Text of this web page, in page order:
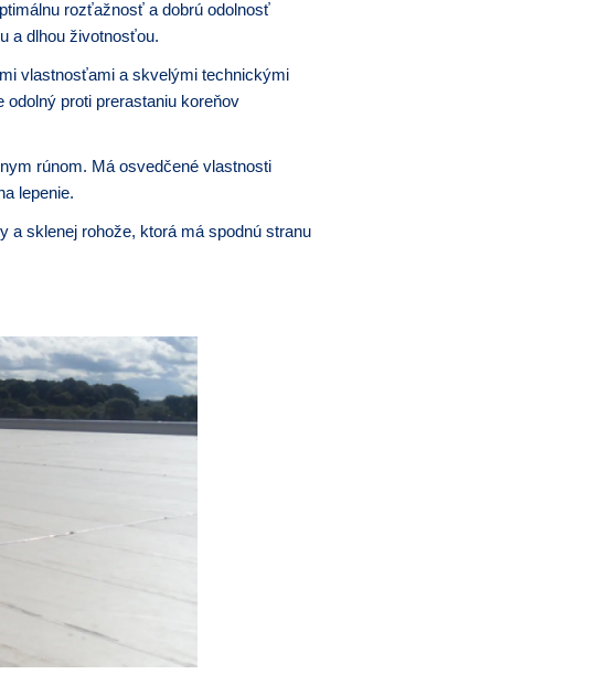
rozťažnosť a dobrú odolnosť
a dlhou životnosťou.
vlastnosťami a skvelými technickými
proti prerastaniu koreňov
rúnom. Má osvedčené vlastnosti
lepenie.
a sklenej rohože, ktorá má spodnú stranu